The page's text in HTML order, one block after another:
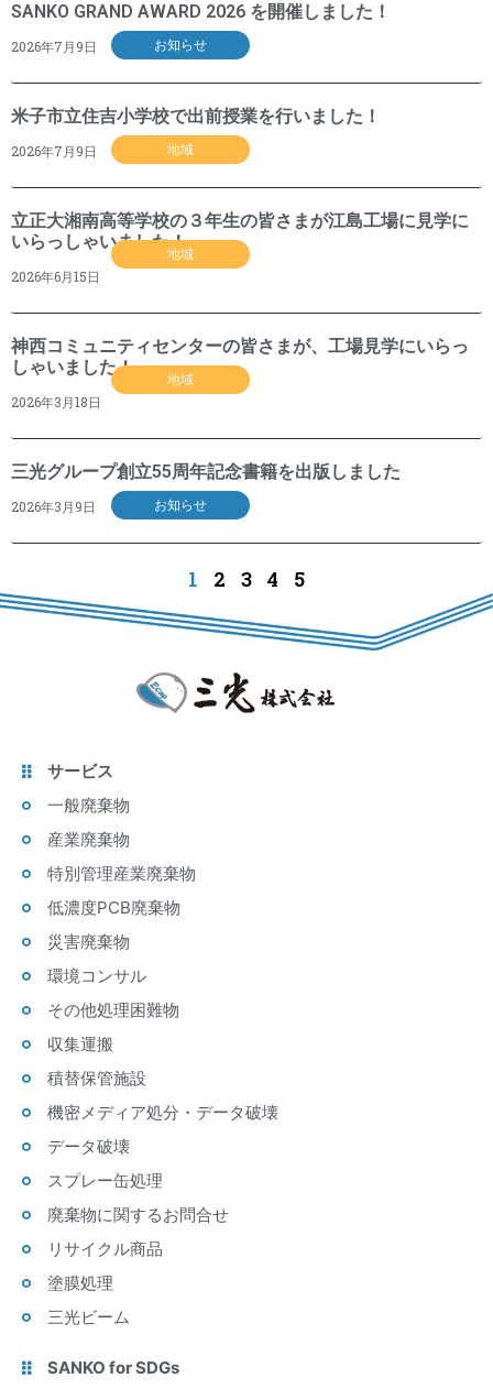
お知らせ
SANKO GRAND AWARD 2026 を開催しました！
2026年7月9日
地域
米子市立住吉小学校で出前授業を行いました！
2026年7月9日
地域
立正大湘南高等学校の３年生の皆さまが江島工場に見学に
いらっしゃいました！
2026年6月15日
地域
神西コミュニティセンターの皆さまが、工場見学にいらっ
しゃいました！
2026年3月18日
お知らせ
三光グループ創立55周年記念書籍を出版しました
2026年3月9日
1 2 3 4 5
サービス
一般廃棄物
産業廃棄物
特別管理産業廃棄物
低濃度PCB廃棄物
災害廃棄物
環境コンサル
その他処理困難物
収集運搬
積替保管施設
機密メディア処分・データ破壊
データ破壊
スプレー缶処理
廃棄物に関するお問合せ
リサイクル商品
塗膜処理
三光ビーム
SANKO for SDGs